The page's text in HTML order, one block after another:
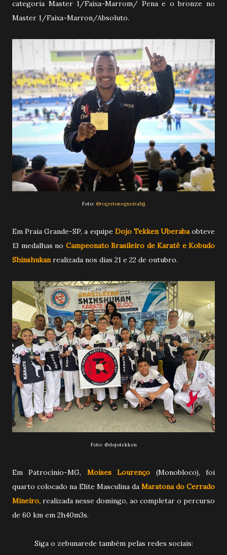
categoria Master 1/Faixa-Marrom/ Pena e o bronze no
Master 1/Faixa-Marron/Absoluto.
Foto: @rogerionogueirabjj
Em Praia Grande-SP, a equipe Dojo Tekken Uberabaobteve
13 medalhas no Campeonato Brasileiro de Karatê e Kobudo
Shinshukanrealizada nos dias 21 e 22 de outubro.
Foto: @dojotekken
Em Patrocínio-MG, Moises Lourenço
(Monobloco), foi
quarto colocado na Elite Masculina da Maratona do Cerrado
Mineiro, realizada nesse domingo, ao completar o percurso
de 60 km em 2h40m3s.
Siga o zebunarede também pelas redes sociais: